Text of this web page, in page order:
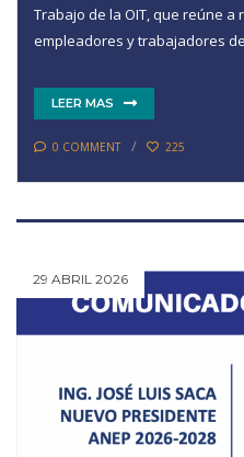
Trabajo de la OIT, que reúne
empleadores y trabajadores
LEER MAS
0 COMMENT 225
29 ABRIL 2026